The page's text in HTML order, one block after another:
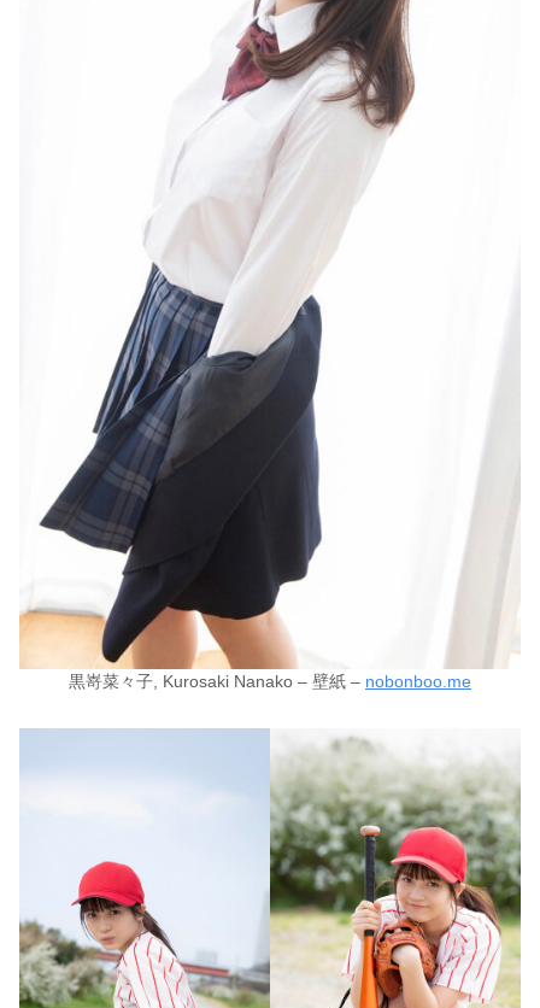
黒嵜菜々子, Kurosaki Nanako – 壁紙 – nobonboo.me